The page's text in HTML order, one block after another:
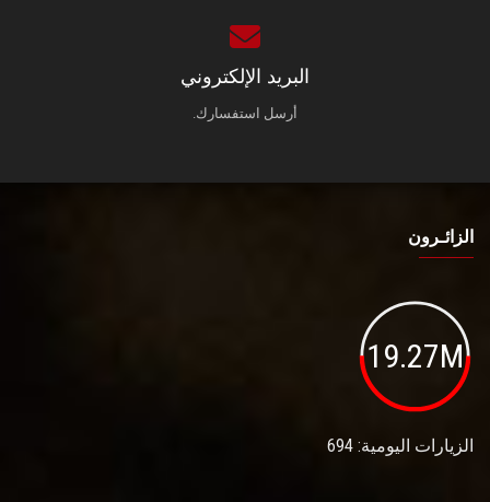
البريد الإلكتروني
أرسل استفسارك.
الزائـرون
19.27M
الزيارات اليومية: 694